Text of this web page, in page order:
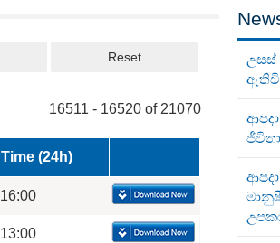
Reset
16511 - 16520 of 21070
Time (24h)
16:00
13:00
උසස්